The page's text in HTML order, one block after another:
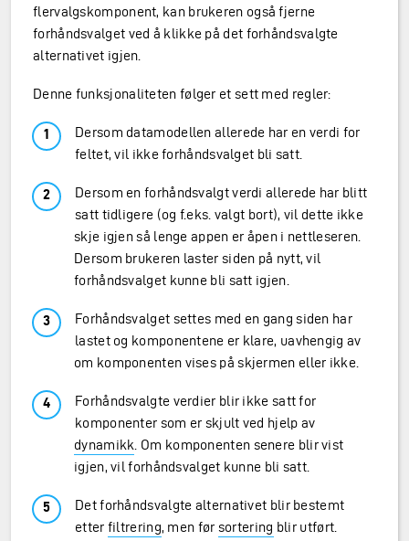
flervalgskomponent, kan brukeren også fjerne
forhåndsvalget ved å klikke på det forhåndsvalgte
alternativet igjen.
Denne funksjonaliteten følger et sett med regler:
Dersom datamodellen allerede har en verdi for
feltet, vil ikke forhåndsvalget bli satt.
Dersom en forhåndsvalgt verdi allerede har blitt
satt tidligere (og f.eks. valgt bort), vil dette ikke
skje igjen så lenge appen er åpen i nettleseren.
Dersom brukeren laster siden på nytt, vil
forhåndsvalget kunne bli satt igjen.
Forhåndsvalget settes med en gang siden har
lastet og komponentene er klare, uavhengig av
om komponenten vises på skjermen eller ikke.
Forhåndsvalgte verdier blir ikke satt for
komponenter som er skjult ved hjelp av
dynamikk . Om komponenten senere blir vist
igjen, vil forhåndsvalget kunne bli satt.
Det forhåndsvalgte alternativet blir bestemt
etter filtrering, men før sortering blir utført.